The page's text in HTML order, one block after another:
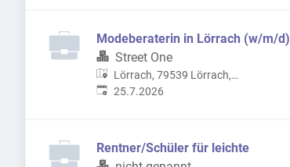
Modeberaterin in Lörrach (w/m/d)
Street One
Lörrach, 79539 Lörrach,
Deutschland
Veröffentlicht:
25.7.2026
Rentner/Schüler für leichte